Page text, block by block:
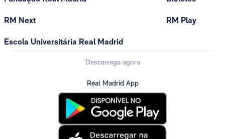
RM Next
Escola Universitária Real Madrid
RM Play
Descarrega agora
Real Madrid App